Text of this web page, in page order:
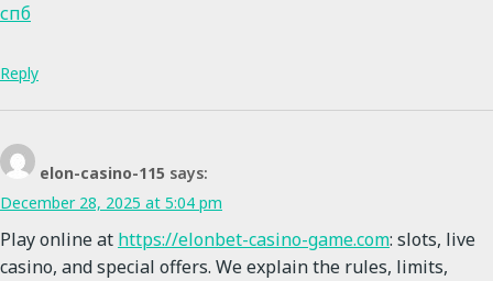
спб
Reply
elon-casino-115 says:
December 28, 2025 at 5:04 pm
Play online at https://elonbet-casino-game.com: slots, live
casino, and special offers. We explain the rules, limits,